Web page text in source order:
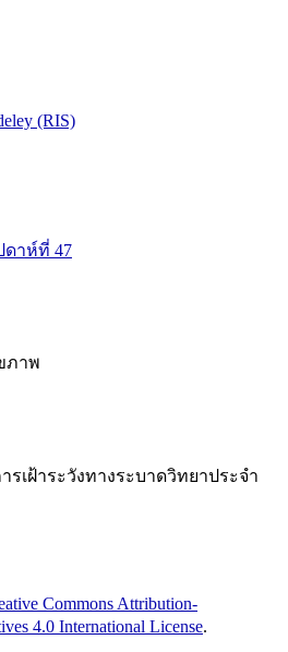
(RIS)
ดาห์ที่ 47
ภาพ
รเฝ้าระวังทางระบาดวิทยาประจำ
Commons Attribution-
4.0 International License.